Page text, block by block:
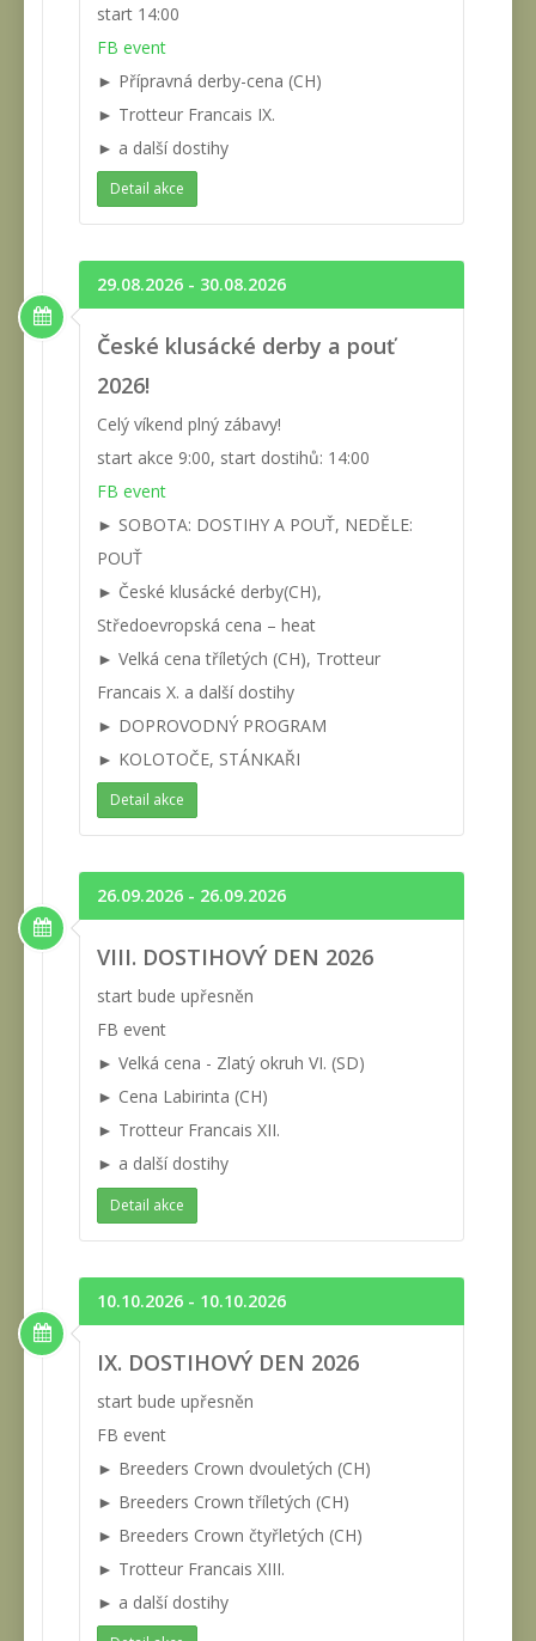
start 14:00
FB event
► Přípravná derby-cena (CH)
► Trotteur Francais IX.
► a další dostihy
Detail akce
29.08.2026 - 30.08.2026
České klusácké derby a pouť
2026!
Celý víkend plný zábavy!
start akce 9:00, start dostihů: 14:00
FB event
► SOBOTA: DOSTIHY A POUŤ, NEDĚLE:
POUŤ
► České klusácké derby(CH),
Středoevropská cena – heat
► Velká cena tříletých (CH), Trotteur
Francais X. a další dostihy
► DOPROVODNÝ PROGRAM
► KOLOTOČE, STÁNKAŘI
Detail akce
26.09.2026 - 26.09.2026
VIII. DOSTIHOVÝ DEN 2026
start bude upřesněn
FB event
► Velká cena - Zlatý okruh VI. (SD)
► Cena Labirinta (CH)
► Trotteur Francais XII.
► a další dostihy
Detail akce
10.10.2026 - 10.10.2026
IX. DOSTIHOVÝ DEN 2026
start bude upřesněn
FB event
► Breeders Crown dvouletých (CH)
► Breeders Crown tříletých (CH)
► Breeders Crown čtyřletých (CH)
► Trotteur Francais XIII.
► a další dostihy